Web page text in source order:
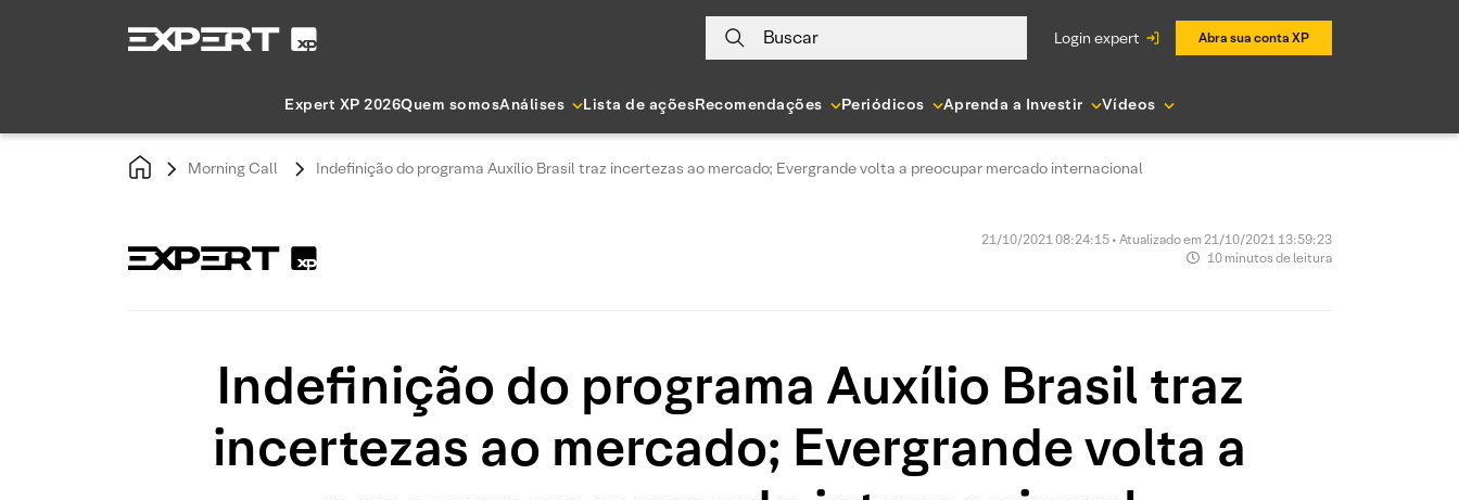
Buscar login expert Abra sua conta XP
Expert XP 2026Quem somosAnálises Lista de açõesRecomendações Periódicos Aprenda a Investir Vídeos
Morning Call Indefinição do programa Auxílio Brasil traz incertezas ao mercado; Evergrande volta a preocupar mercado internacional
21/10/2021 08:24:15 • Atualizado em 21/10/2021 13:59:23
10 minutos de leitura
Indefinição do programa Auxílio Brasil traz
incertezas ao mercado; Evergrande volta a